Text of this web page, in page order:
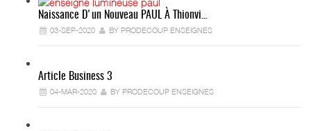
Naissance D'un Nouveau PAUL À Thionvi…
03-SEP-2020 BY PRODECOUP ENSEIGNES
Article Business 3
04-MAR-2020 BY PRODECOUP ENSEIGNES